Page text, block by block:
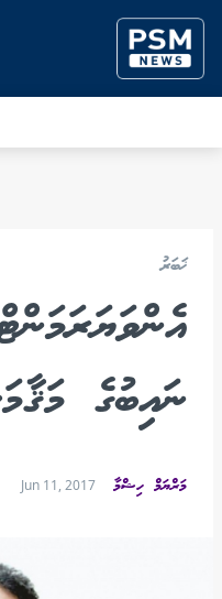
ޚަބަރު
ނައިބުގެ
މަރްޔަމް ހިޝްމާ Jun 11, 2017